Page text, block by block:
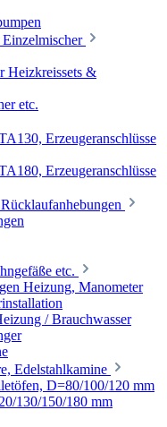
Heizkreissets &
etc.
Erzeugeranschlüsse
Erzeugeranschlüsse
etc.
Heizung, Manometer
/ Brauchwasser
Edelstahlkamine
D=80/100/120 mm
130/150/180 mm